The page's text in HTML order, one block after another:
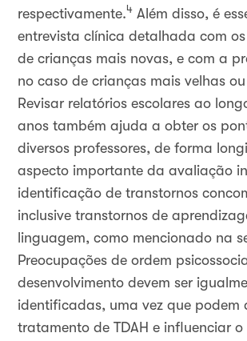
respectivamente.4 Além disso, é
entrevista clínica detalhada com
de crianças mais novas, e com a
no caso de crianças mais velhas
Revisar relatórios escolares ao
anos também ajuda a obter os
diversos professores, de forma
aspecto importante da avaliação
identificação de transtornos
inclusive transtornos de
linguagem, como mencionado na
Preocupações de ordem
desenvolvimento devem ser
identificadas, uma vez que podem
tratamento de TDAH e influenciar